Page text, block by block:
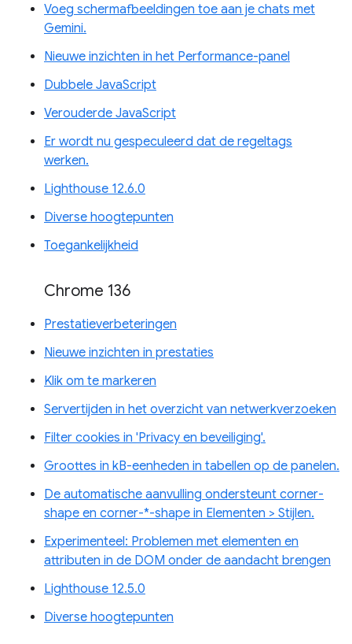
Voeg schermafbeeldingen toe aan je chats met
Gemini.
Nieuwe inzichten in het Performance-panel
Dubbele JavaScript
Verouderde JavaScript
Er wordt nu gespeculeerd dat de regeltags
werken.
Lighthouse 12.6.0
Diverse hoogtepunten
Toegankelijkheid
Chrome 136
Prestatieverbeteringen
Nieuwe inzichten in prestaties
Klik om te markeren
Servertijden in het overzicht van netwerkverzoeken
Filter cookies in 'Privacy en beveiliging'.
Groottes in kB-eenheden in tabellen op de panelen.
De automatische aanvulling ondersteunt corner-
shape en corner-*-shape in Elementen > Stijlen.
Experimenteel: Problemen met elementen en
attributen in de DOM onder de aandacht brengen
Lighthouse 12.5.0
Diverse hoogtepunten